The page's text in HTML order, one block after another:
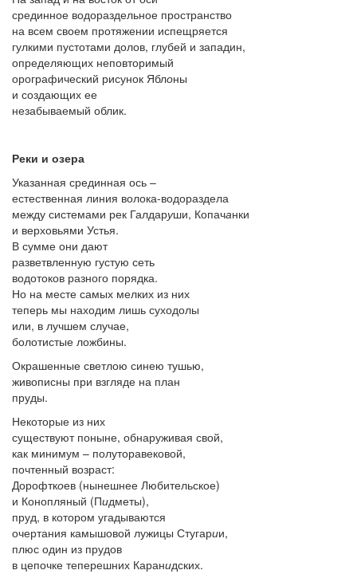
срединное водораздельное пространство
на всем своем протяжении испещряется
гулкими пустотами долов, глубей и западин,
определяющих неповторимый
орографический рисунок Яблоны
и создающих ее
незабываемый облик.
Реки и озера
Указанная срединная ось –
естественная линия волока-водораздела
между системами рек Галдаруши, Копачанки
и верховьями Устья.
В сумме они дают
разветвленную густую сеть
водотоков разного порядка.
Но на месте самых мелких из них
теперь мы находим лишь суходолы
или, в лучшем случае,
болотистые ложбины.
Окрашенные светлою синею тушью,
живописны при взгляде на план
пруды.
Некоторые из них
существуют поныне, обнаруживая свой,
как минимум – полуторавековой,
почтенный возраст:
Дорофткоев (нынешнее Любительское)
и Конопляный (Пидметы),
пруд, в котором угадываются
очертания камышовой лужицы Стугарии,
плюс один из прудов
в цепочке теперешних Каранидских.